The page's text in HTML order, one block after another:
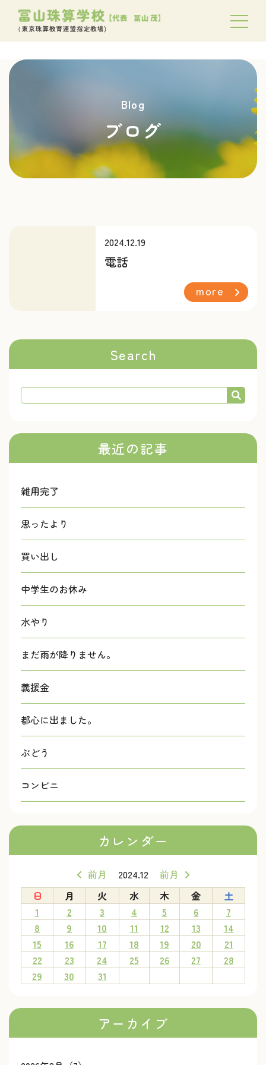
Blog
ブログ
2024.12.19
電話
more
Search
最近の記事
雑用完了
思ったより
買い出し
中学生のお休み
水やり
まだ雨が降りません。
義援金
都心に出ました。
ぶどう
コンビニ
カレンダー
前月 2024.12
前月
日
月 火 水 木 金
土
1
2 3 4 5 6
7
8
9 10 11 12 13
14
15
16 17 18 19 20
21
22
23 24 25 26 27
28
29
30 31
アーカイブ